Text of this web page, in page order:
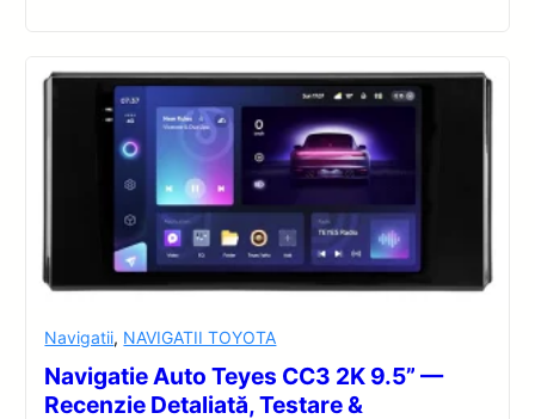
Navigatii, NAVIGATII TOYOTA
Navigatie Auto Teyes CC3 2K 9.5” —
Recenzie Detaliată, Testare &